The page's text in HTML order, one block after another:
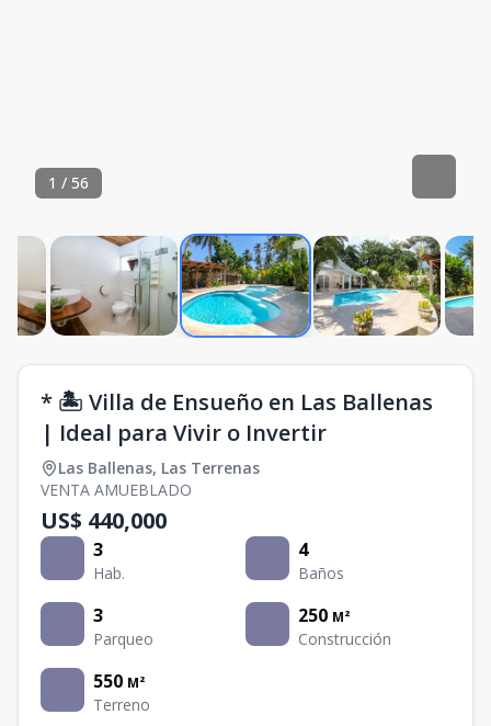
1 / 56
* 🏝️ Villa de Ensueño en Las Ballenas
| Ideal para Vivir o Invertir
Las Ballenas, Las Terrenas
VENTA AMUEBLADO
US$ 440,000
3
Hab.
4
Baños
3
Parqueo
250 M²
Construcción
550 M²
Terreno